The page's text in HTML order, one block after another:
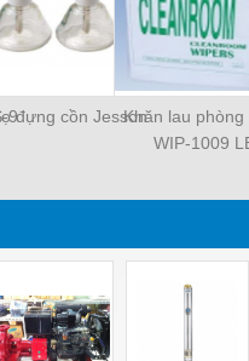
9đựng cồn JessonKhăn lau phòng
WIP-1009